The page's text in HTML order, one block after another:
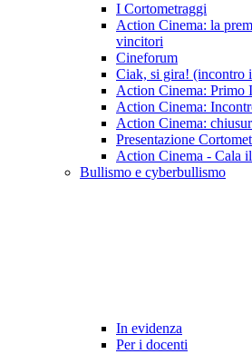
I Cortometraggi
Action Cinema: la
vincitori
Cineforum
Ciak, si gira! (incontro
Action Cinema: Primo
Action Cinema:
Action Cinema:
Presentazione
Action Cinema - Cala
Bullismo e cyberbullismo
In evidenza
Per i docenti